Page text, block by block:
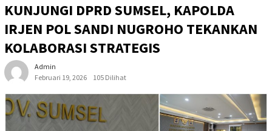
KUNJUNGI DPRD SUMSEL, KAPOLDA
IRJEN POL SANDI NUGROHO TEKANKAN
KOLABORASI STRATEGIS
Admin
Februari 19, 2026
105 Dilihat